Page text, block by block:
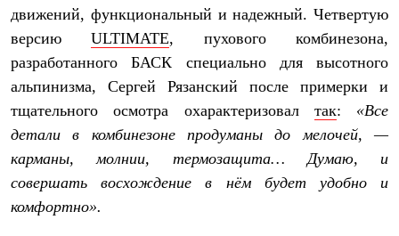
Экспедиционные
Легкоходные
Альпинистские
Городские
Аксессуары для рюкзаков
Спальные мешки
Пуховые
Комбинированные
С синтетическим утеплителем
Аксессуары для спальников
Сумки и баулы
Баулы
движений, функциональный и надежный. Четвертую
версию
ULTIMATE, пухового комбинезона,
разработанного БАСК специально для высотного
альпинизма, Сергей Рязанский после примерки и
тщательного осмотра охарактеризовал
так:
«Все
детали в комбинезоне продуманы до мелочей, —
карманы, молнии, термозащита… Думаю, и
совершать восхождение в нём будет удобно и
комфортно».